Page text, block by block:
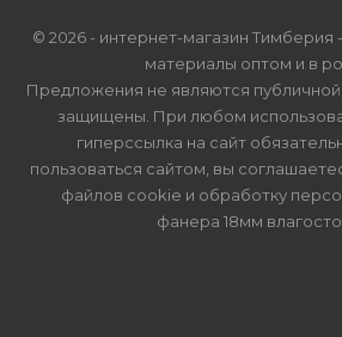
© 2026 - интернет-магазин
материалы оптом и в
Предложения не являются
защищены. При любом
гиперссылка на сайт
пользоваться сайтом, вы
файлов cookie и обработку
фанера 18мм